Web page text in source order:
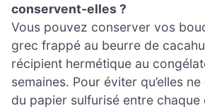
conservent-elles ?
Vous pouvez conserver vos
grec frappé au beurre de
récipient hermétique au
semaines. Pour éviter qu’elles
du papier sulfurisé entre chaque